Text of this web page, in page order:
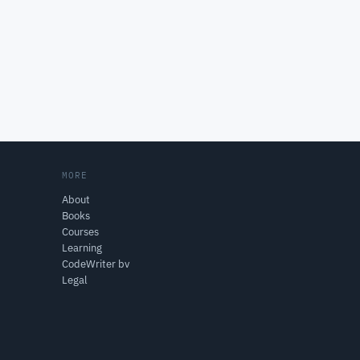
MORE
About
Books
Courses
Learning
CodeWriter bv
Legal